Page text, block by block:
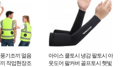
기조끼 얼음
작업현장조
아이스 쿨토시 냉감 팔토시 아
웃도어 팔커버 골프토시 햇빛